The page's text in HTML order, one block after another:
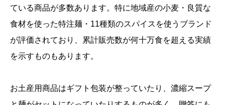
ている商品が多数あります。特に地域産の小麦・良質な
食材を使った特注麺・11種類のスパイスを使うブランド
が評価されており、累計販売数が何十万食を超える実績
を示すものもあります。
お土産用商品はギフト包装が整っていたり、濃縮スープ